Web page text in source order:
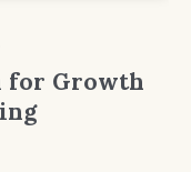
for Growth